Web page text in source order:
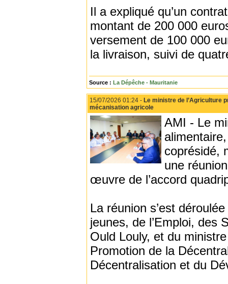
Il a expliqué qu’un
montant de 200 000
versement de 100 000
la livraison, suivi de
Source : La Dépêche - Mauritanie
15/07/2026 01:24 - Le ministre de l’Agriculture
mécanisation agricole
AMI - Le
coprésidé,
une
œuvre de l’accord
La réunion s’est
jeunes, de l’Emploi, des
Ould Louly, et du
Promotion de la
Décentralisation et du